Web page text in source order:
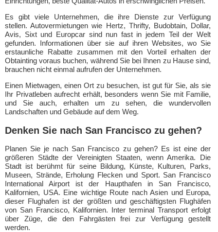
Es gibt viele Unternehmen, die ihre Dienste zur Verfügung
stellen. Autovermietungen wie Hertz, Thrifty, Budobtain, Dollar,
Avis, Sixt und Europcar sind nun fast in jedem Teil der Welt
gefunden. Informationen über sie auf ihren Websites, wo Sie
erstaunliche Rabatte zusammen mit den Vorteil erhalten der
Obtainting voraus buchen, während Sie bei Ihnen zu Hause sind,
brauchen nicht einmal aufrufen der Unternehmen.
Einen Mietwagen, einen Ort zu besuchen, ist gut für Sie, als sie
Ihr Privatleben aufrecht erhält, besonders wenn Sie mit Familie,
und Sie auch, erhalten um zu sehen, die wundervollen
Landschaften und Gebäude auf dem Weg.
Denken Sie nach San Francisco zu gehen?
Planen Sie je nach San Francisco zu gehen? Es ist eine der
größeren Städte der Vereinigten Staaten, wenn Amerika. Die
Stadt ist berühmt für seine Bildung, Künste, Kulturen, Parks,
Museen, Strände, Erholung Flecken und Sport. San Francisco
International Airport ist der Haupthafen in San Francisco,
Kalifornien, USA. Eine wichtige Route nach Asien und Europa,
dieser Flughafen ist der größten und geschäftigsten Flughäfen
von San Francisco, Kalifornien. Inter terminal Transport erfolgt
über Züge, die den Fahrgästen frei zur Verfügung gestellt
werden.